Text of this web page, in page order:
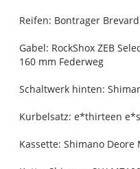
Reifen: Bontrager
Gabel: RockShox ZEB
160 mm Federweg
Schaltwerk hinten:
Kurbelsatz: e*thirteen
Kassette: Shimano Deore